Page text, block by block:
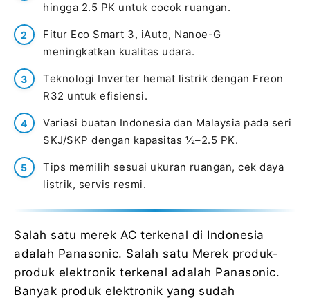
hingga 2.5 PK untuk cocok ruangan.
Fitur Eco Smart 3, iAuto, Nanoe-G
meningkatkan kualitas udara.
Teknologi Inverter hemat listrik dengan Freon
R32 untuk efisiensi.
Variasi buatan Indonesia dan Malaysia pada seri
SKJ/SKP dengan kapasitas ½–2.5 PK.
Tips memilih sesuai ukuran ruangan, cek daya
listrik, servis resmi.
Salah satu merek AC terkenal di Indonesia
adalah Panasonic. Salah satu Merek produk-
produk elektronik terkenal adalah Panasonic.
Banyak produk elektronik yang sudah